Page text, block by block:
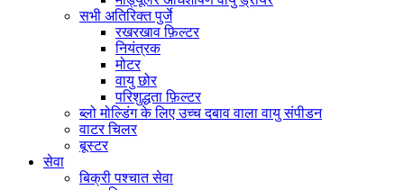
सभी अतिरिक्त पुर्जे
रखरखाव फ़िल्टर
नियंत्रक
मोटर
वायु छोर
परिशुद्धता फ़िल्टर
ब्लो मोल्डिंग के लिए उच्च दबाव वाला वायु संपीडन
वाटर चिलर
बूस्टर
सेवा
बिक्री पश्चात सेवा